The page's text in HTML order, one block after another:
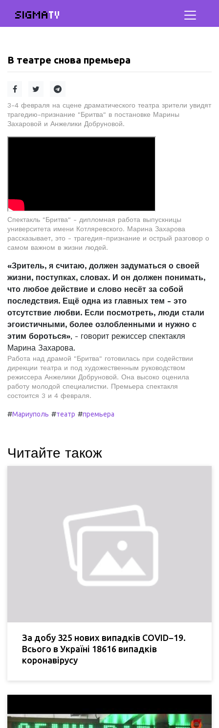
SIGMATV
В театре снова премьера
3-4 февраля на сцене драматического театра зрители увидят
трагедию-признание "Бритва" в постановке Марины
Захаровой и Анжелики Добруновой.
Спектакль "Бритва" - дипломная работа выпускницы
университета имени Котляревского. Марина Захарова
рассказывает, это - трагедия-признание и острый разговор о
самом важном в жизни людей.
«Зритель, я считаю, должен задуматься о своей
жизни, поступках, словах. И он должен понимать,
что любое действие и слово несёт за собой
последствия. Ещё одна из главных тем - это
отсутствие любви. Если посмотреть, люди стали
эгоистичными, более озлобленными и нужно с
этим бороться», - говорит режиссер спектакля
Марина Захарова.
Работа над драмой "Бритва" готовилась при содействии
дирекции театра и под художественным руководством
режиссера Анжелики Добруновой. Она высоко оценила
работу молодой специалистки. Премьера спектакля
состоится 3 и 4 февраля.
#Мариуполь #театр #премьера
Читайте також
За добу 325 нових випадків COVID−19.
Всього в Україні 18616 випадків
коронавірусу